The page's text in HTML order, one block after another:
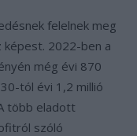
felelnek meg
képest. 2022-ben a
még évi 870
tól évi 1,2 millió
több eladott
szóló